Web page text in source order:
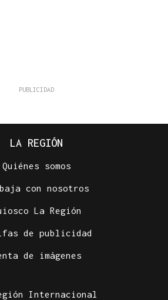
LA REGIÓN
Quiénes somos
con nosotros
La Región
de publicidad
de imágenes
Internacional